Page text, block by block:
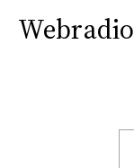
Webradio